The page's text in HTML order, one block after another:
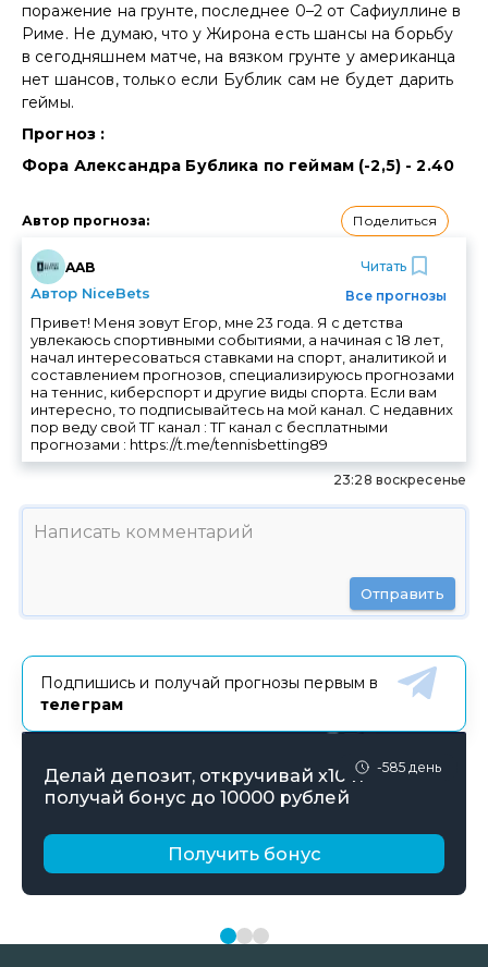
поражение на грунте, последнее 0–2 от Сафиуллине в
Риме. Не думаю, что у Жирона есть шансы на борьбу
в сегодняшнем матче, на вязком грунте у американца
нет шансов, только если Бублик сам не будет дарить
геймы.
Прогноз :
Фора Александра Бублика по геймам (-2,5) - 2.40
Автор прогноза: Поделиться
AAB
Автор NiceBets
Читать
Все прогнозы
Привет! Меня зовут Егор, мне 23 года. Я с детства
увлекаюсь спортивными событиями, а начиная с 18 лет,
начал интересоваться ставками на спорт, аналитикой и
составлением прогнозов, специализируюсь прогнозами
на теннис, киберспорт и другие виды спорта. Если вам
интересно, то подписывайтесь на мой канал. С недавних
пор веду свой ТГ канал : ТГ канал с бесплатными
прогнозами : https://t.me/tennisbetting89
23:28 воскресенье
Отправить
Подпишись и получай прогнозы первым в
телеграм
-585 день
Делай депозит, откручивай х10 и
получай бонус до 10000 рублей
Получить бонус